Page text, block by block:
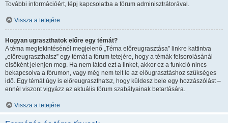
További információért, lépj kapcsolatba a fórum adminisztrátorával.
Vissza a tetejére
Hogyan ugraszthatok előre egy témát?
A téma megtekintésénél megjelenő „Téma előreugrasztása” linkre kattintva
„előreugraszthatsz” egy témát a fórum tetejére, hogy a témák felsorolásánál
elsőként jelenjen meg. Ha nem látod ezt a linket, akkor ez a funkció nincs
bekapcsolva a fórumon, vagy még nem telt le az előugrasztáshoz szükséges
idő. Egy témát úgy is előreugraszthatsz, hogy küldesz bele egy hozzászólást –
ennél viszont vigyázz az aktuális fórum szabályainak betartására.
Vissza a tetejére